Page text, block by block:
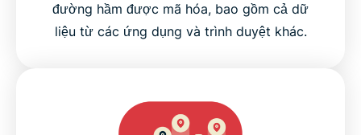
đường hầm được mã hóa, bao gồm cả dữ
liệu từ các ứng dụng và trình duyệt khác.